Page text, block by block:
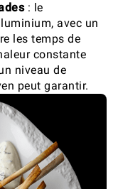
: le
avec un
les temps de
constante
niveau de
peut garantir.